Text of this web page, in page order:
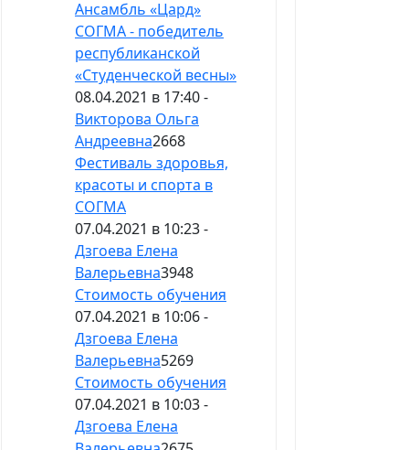
Ансамбль «Цард»
СОГМА - победитель
республиканской
«Студенческой весны»
08.04.2021 в 17:40 -
Викторова Ольга
Андреевна2668
Фестиваль здоровья,
красоты и спорта в
СОГМА
07.04.2021 в 10:23 -
Дзгоева Елена
Валерьевна3948
Стоимость обучения
07.04.2021 в 10:06 -
Дзгоева Елена
Валерьевна5269
Стоимость обучения
07.04.2021 в 10:03 -
Дзгоева Елена